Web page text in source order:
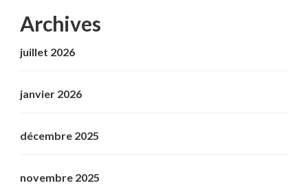
Archives
juillet 2026
janvier 2026
décembre 2025
novembre 2025